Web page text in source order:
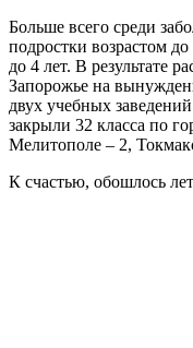
Больше всего среди
подростки возрастом
до 4 лет. В результате
Запорожье на
двух учебных
закрыли 32 класса по
Мелитополе – 2,
К счастью, обошлось